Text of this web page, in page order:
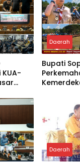
Daerah
Bupati
Nasional
Daerah